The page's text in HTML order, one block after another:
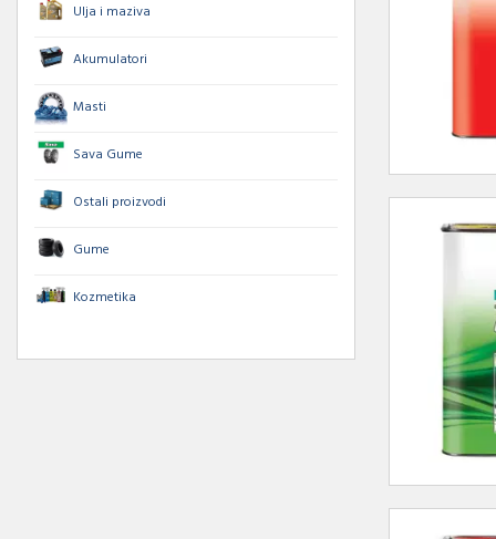
Ulja i maziva
Akumulatori
Masti
Sava Gume
Ostali proizvodi
Gume
Kozmetika